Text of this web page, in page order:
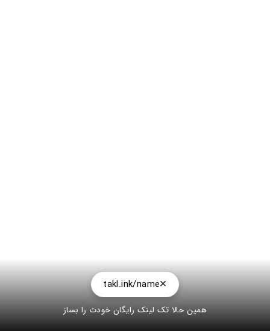
takl.ink/name
همین حالا تک لینک رایگان خودت را بساز